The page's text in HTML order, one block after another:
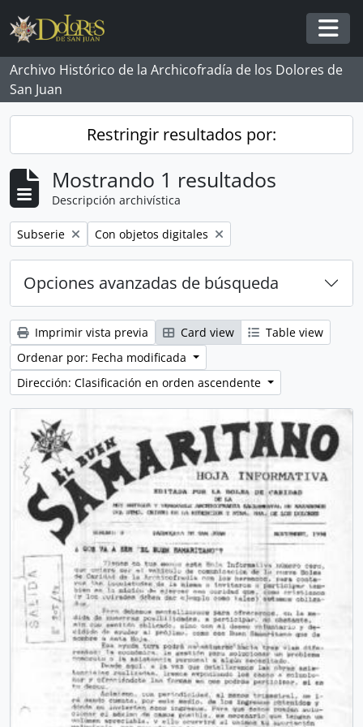
Skip to main content
Archivo Histórico de la Archicofradía de los Dolores de
San Juan
Restringir resultados por:
Mostrando 1 resultados
Descripción archivística
Remove filter:
Subserie Remove filter:
Con objetos digitales
Opciones avanzadas de búsqueda
Imprimir vista previa Card view
Table view
Ordenar por: Fecha modificada
Dirección: Clasificación en orden ascendente